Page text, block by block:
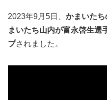
2023年9月5日、 かまいた
まいたち山内が富永啓生選
プされました。